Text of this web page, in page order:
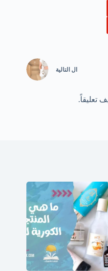
ال التالية
تعليقاً.